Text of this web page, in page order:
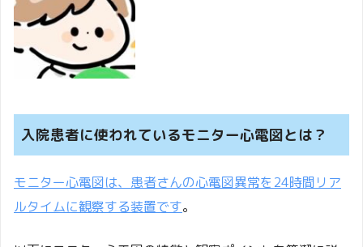
入院患者に使われているモニター心電図とは？
モニター心電図は、患者さんの心電図異常を24時間リア
ルタイムに観察する装置です。